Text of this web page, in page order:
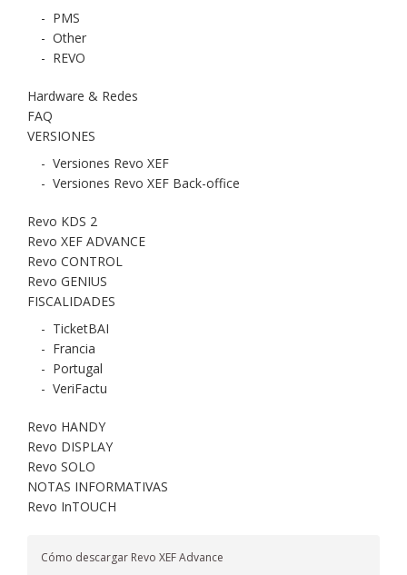
- PMS
- Other
- REVO
Hardware & Redes
FAQ
VERSIONES
- Versiones Revo XEF
- Versiones Revo XEF Back-office
Revo KDS 2
Revo XEF ADVANCE
Revo CONTROL
Revo GENIUS
FISCALIDADES
- TicketBAI
- Francia
- Portugal
- VeriFactu
Revo HANDY
Revo DISPLAY
Revo SOLO
NOTAS INFORMATIVAS
Revo InTOUCH
Cómo descargar Revo XEF Advance